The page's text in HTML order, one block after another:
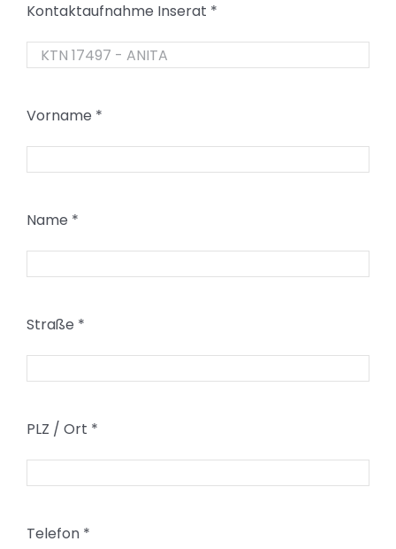
Kontaktaufnahme Inserat *
Vorname *
Name *
Straße *
PLZ / Ort *
Telefon *